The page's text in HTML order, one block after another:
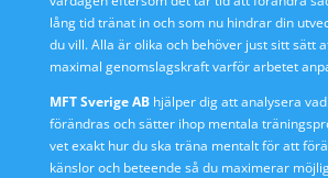
lång tid tränat in och som nu hindrar din
du vill. Alla är olika och behöver just sitt sätt
maximal genomslagskraft varför arbetet
MFT Sverige ABhjälper dig att analysera
förändras och sätter ihop mentala
vet exakt hur du ska träna mentalt för att
känslor och beteende så du maximerar